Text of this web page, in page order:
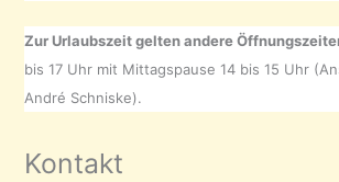
Zur Urlaubszeit gelten andere
bis 17 Uhr mit Mittagspause 14 bis 15 Uhr
André Schniske).
Kontakt